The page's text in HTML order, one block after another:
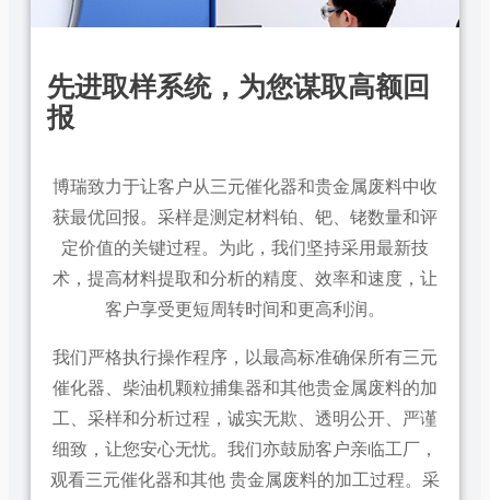
先进取样系统，为您谋取高额回
报
博瑞致力于让客户从三元催化器和贵金属废料中收
获最优回报。采样是测定材料铂、钯、铑数量和评
定价值的关键过程。为此，我们坚持采用最新技
术，提高材料提取和分析的精度、效率和速度，让
客户享受更短周转时间和更高利润。
我们严格执行操作程序，以最高标准确保所有三元
催化器、柴油机颗粒捕集器和其他贵金属废料的加
工、采样和分析过程，诚实无欺、透明公开、严谨
细致，让您安心无忧。我们亦鼓励客户亲临工厂，
观看三元催化器和其他 贵金属废料的加工过程。采